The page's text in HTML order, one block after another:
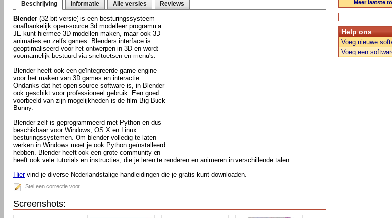
Beschrijving Informatie Alle versies Reviews
Blender (32-bit versie) is een besturingssysteem
onafhankelijk open-source 3d modelleer programma.
JE kunt hiermee 3D modellen maken, maar ook 3D
animaties en zelfs games. Blenders interface is
geoptimaliseerd voor het ontwerpen in 3D en wordt
voornamelijk bestuurd via sneltoetsen en menu's.
Blender heeft ook een geïntegreerde game-engine
voor het maken van 3D games en interactie.
Ondanks dat het open-source software is, in Blender
ook geschikt voor professioneel gebruik. Een goed
voorbeeld van zijn mogelijkheden is de film Big Buck
Bunny.
Blender zelf is geprogrammeerd met Python en dus
beschikbaar voor Windows, OS X en Linux
besturingssystemen. Om blender volledig te laten
werken in Windows moet je ook Python geïnstalleerd
hebben. Blender heeft ook een grote community en
heeft ook vele tutorials en instructies, die je leren te renderen en animeren in verschillende talen.
Hiervind je diverse Nederlandstalige handleidingen die je gratis kunt downloaden.
Stel een correctie voor
Screenshots:
Meer laatste
Help ons
Voeg nieuwe
Voeg een